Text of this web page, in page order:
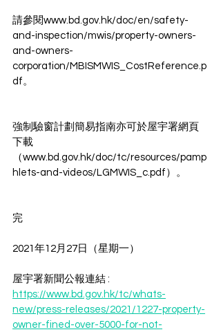
請參閱www.bd.gov.hk/doc/en/safety-
and-inspection/mwis/property-owners-
and-owners-
corporation/MBISMWIS_CostReference.p
df。
強制驗窗計劃簡易指南亦可於屋宇署網頁
下載
（www.bd.gov.hk/doc/tc/resources/pamp
hlets-and-videos/LGMWIS_c.pdf）。
完
2021年12月27日（星期一）
屋宇署新聞公報連結 :
https://www.bd.gov.hk/tc/whats-
new/press-releases/2021/1227-property-
owner-fined-over-5000-for-not-